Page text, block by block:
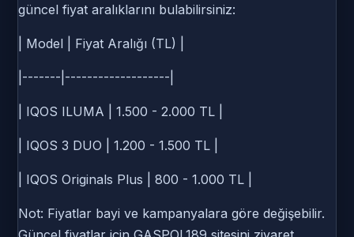
güncel fiyat aralıklarını bulabilirsiniz:
| Model | Fiyat Aralığı (TL) |
|-------|-------------------|
| IQOS ILUMA | 1.500 - 2.000 TL |
| IQOS 3 DUO | 1.200 - 1.500 TL |
| IQOS Originals Plus | 800 - 1.000 TL |
Not: Fiyatlar bayi ve kampanyalara göre değişebilir.